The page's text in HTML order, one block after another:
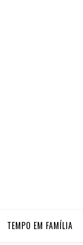
TEMPO EM FAMÍLIA